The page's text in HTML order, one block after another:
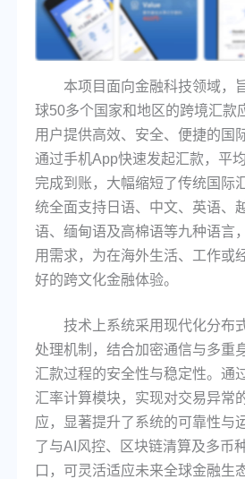
本项目面向金融科技领域，
球50多个国家和地区的跨境汇款
用户提供高效、安全、便捷的国
通过手机App快速发起汇款，平
完成到账，大幅缩短了传统国际
统全面支持日语、中文、英语、
语、缅甸语及高棉语等九种语言
用需求，为在海外生活、工作或
好的跨文化金融体验。
技术上系统采用现代化分布
处理机制，结合加密通信与多重
汇款过程的安全性与稳定性。通
汇率计算模块，实现对交易异常
应，显著提升了系统的可靠性与
了与AI风控、区块链清算及多币
口，可灵活适应未来全球金融生